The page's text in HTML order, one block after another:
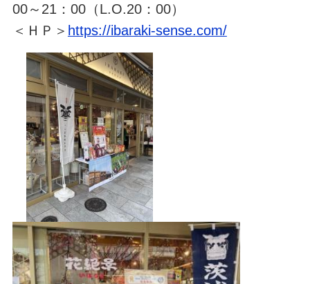
00～21：00（L.O.20：00）
＜ＨＰ＞ https://ibaraki-sense.com/